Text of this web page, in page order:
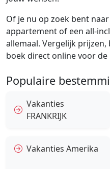
Of je nu op zoek bent
appartement of een all-
allemaal. Vergelijk
boek direct online voor de
Populaire
Vakanties
FRANKRIJK
Vakanties Amerika